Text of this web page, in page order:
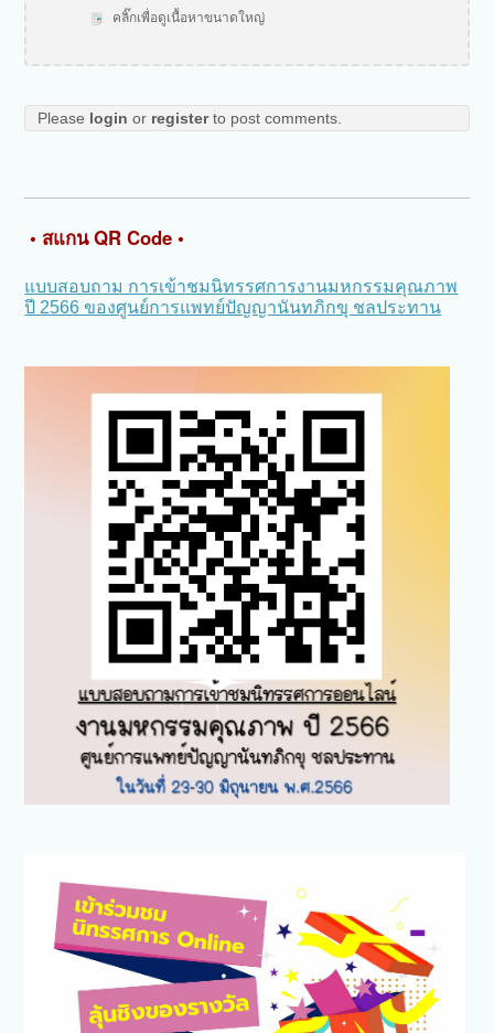
คลิ๊กเพื่อดูเนื้อหาขนาดใหญ่
Please login or registerto post comments.
• สแกน QR Code •
แบบสอบถาม การเข้าชมนิทรรศการงานมหกรรมคุณภาพ
ปี 2566 ของศูนย์การแพทย์ปัญญานันทภิกขุ ชลประทาน